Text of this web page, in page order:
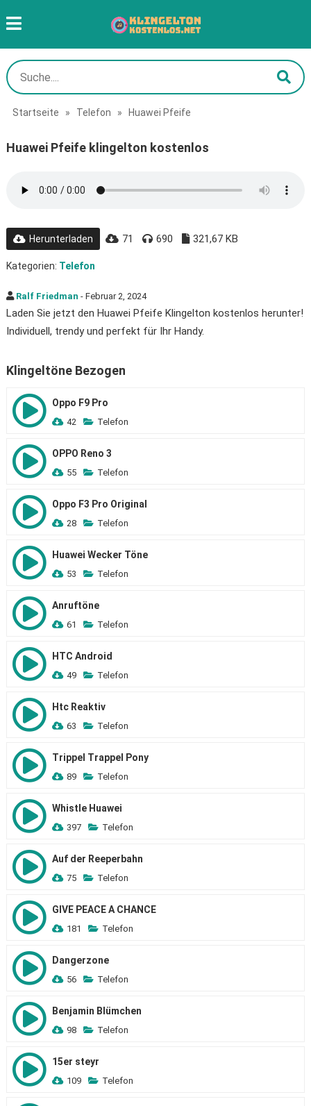
Startseite » Telefon » Huawei Pfeife
Huawei Pfeife klingelton kostenlos
Herunterladen 71 690 321,67 KB
Kategorien: Telefon
Ralf Friedman - Februar 2, 2024
Laden Sie jetzt den Huawei Pfeife Klingelton kostenlos herunter!
Individuell, trendy und perfekt für Ihr Handy.
Klingeltöne Bezogen
Oppo F9 Pro
42 Telefon
OPPO Reno 3
55 Telefon
Oppo F3 Pro Original
28 Telefon
Huawei Wecker Töne
53 Telefon
Anruftöne
61 Telefon
HTC Android
49 Telefon
Htc Reaktiv
63 Telefon
Trippel Trappel Pony
89 Telefon
Whistle Huawei
397 Telefon
Auf der Reeperbahn
75 Telefon
GIVE PEACE A CHANCE
181 Telefon
Dangerzone
56 Telefon
Benjamin Blümchen
98 Telefon
15er steyr
109 Telefon